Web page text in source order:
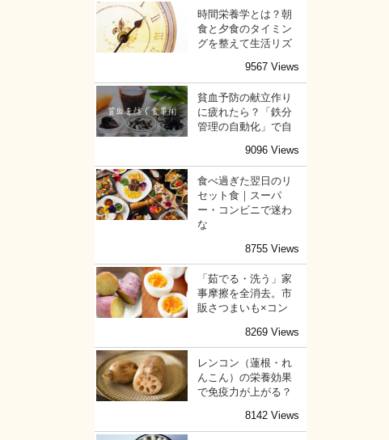
時間栄養学とは？朝
食と夕食のタイミン
グを整えて生活リズ
9567 Views
貧血予防の献立作り
に疲れたら？「鉄分
管理の自動化」で自
9096 Views
食べ過ぎた翌日のリ
セット食｜スーパ
ー・コンビニで迷わ
な
8755 Views
「茹でる・洗う」家
事摩擦を全消去。市
販さつまいも×コン
8269 Views
レンコン（蓮根・れ
んこん）の栄養効果
で免疫力が上がる？
8142 Views